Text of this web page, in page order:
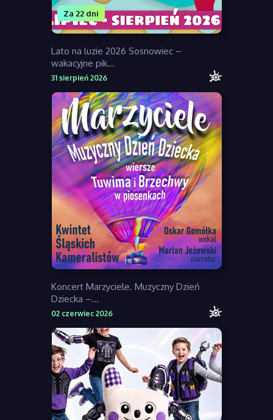
Lato na luzie 2026 Sosnowiec –
wakacyjne pik...
Za 22 dni
31 sierpień 2026
Koncert Marzyciele. Muzyczny Dzień
Dziecka –...
02 czerwiec 2026